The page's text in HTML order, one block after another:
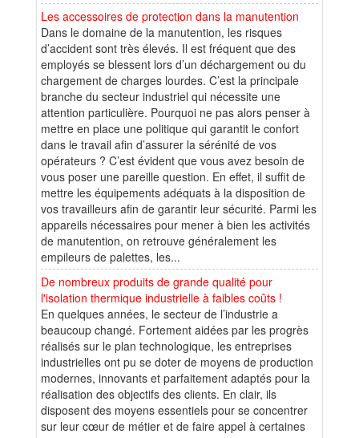
Les accessoires de protection dans la manutention
Dans le domaine de la manutention, les risques
d’accident sont très élevés. Il est fréquent que des
employés se blessent lors d’un déchargement ou du
chargement de charges lourdes. C’est la principale
branche du secteur industriel qui nécessite une
attention particulière. Pourquoi ne pas alors penser à
mettre en place une politique qui garantit le confort
dans le travail afin d’assurer la sérénité de vos
opérateurs ? C’est évident que vous avez besoin de
vous poser une pareille question. En effet, il suffit de
mettre les équipements adéquats à la disposition de
vos travailleurs afin de garantir leur sécurité. Parmi les
appareils nécessaires pour mener à bien les activités
de manutention, on retrouve généralement les
empileurs de palettes, les...
De nombreux produits de grande qualité pour
l'isolation thermique industrielle à faibles coûts !
En quelques années, le secteur de l’industrie a
beaucoup changé. Fortement aidées par les progrès
réalisés sur le plan technologique, les entreprises
industrielles ont pu se doter de moyens de production
modernes, innovants et parfaitement adaptés pour la
réalisation des objectifs des clients. En clair, ils
disposent des moyens essentiels pour se concentrer
sur leur cœur de métier et de faire appel à certaines